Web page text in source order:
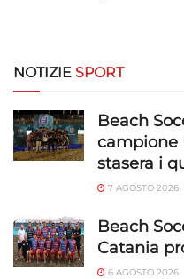
NOTIZIE SPORT
Beach
campione
stasera i
7 AGOSTO 2026
Beach
Catania
6 AGOSTO 2026